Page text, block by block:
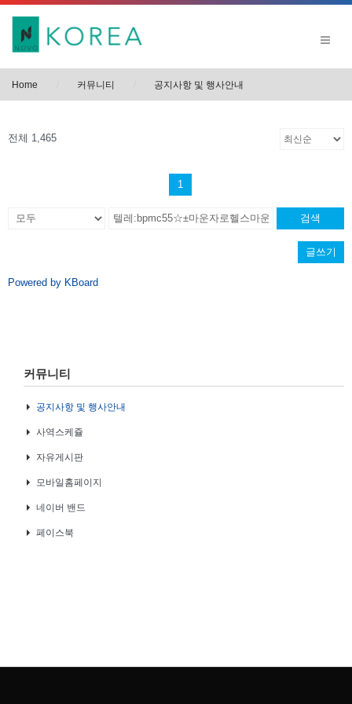
Home 커뮤니티 공지사항 및 행사안내
전체 1,465
1
검색
글쓰기
Powered by KBoard
커뮤니티
공지사항 및 행사안내
사역스케쥴
자유게시판
모바일홈페이지
네이버 밴드
페이스북